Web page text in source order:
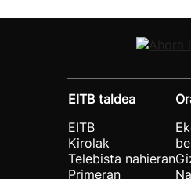
EITB taldea
EITB
Kirolak
Telebista nahieran
Primeran